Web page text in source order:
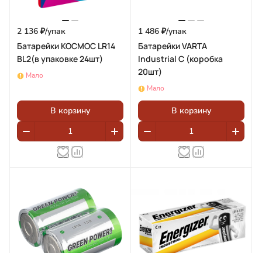
2 136 ₽/упак
Батарейки КОСМОС LR14
BL2(в упаковке 24шт)
Мало
В корзину
1 486 ₽/упак
Батарейки VARTA
Industrial C (коробка
20шт)
Мало
В корзину